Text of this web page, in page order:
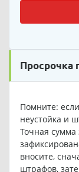
Просрочка
Помните:
неустойка и
Точная сумма
вносите,
штрафов,